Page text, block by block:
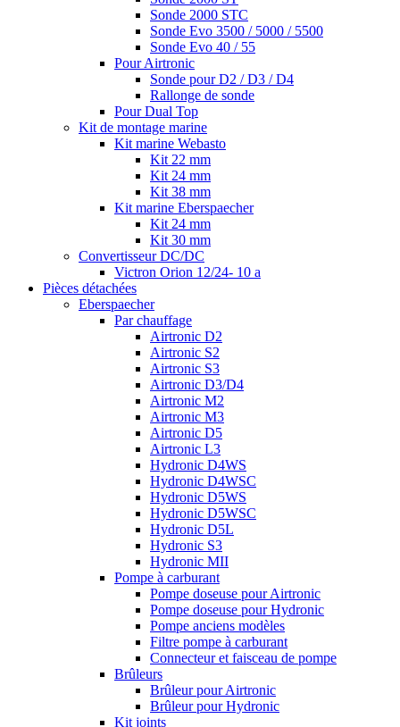
Sonde 2000 STC
Sonde Evo 3500 / 5000 / 5500
Sonde Evo 40 / 55
Pour Airtronic
Sonde pour D2 / D3 / D4
Rallonge de sonde
Pour Dual Top
Kit de montage marine
Kit marine Webasto
Kit 22 mm
Kit 24 mm
Kit 38 mm
Kit marine Eberspaecher
Kit 24 mm
Kit 30 mm
Convertisseur DC/DC
Victron Orion 12/24- 10 a
Pièces détachées
Eberspaecher
Par chauffage
Airtronic D2
Airtronic S2
Airtronic S3
Airtronic D3/D4
Airtronic M2
Airtronic M3
Airtronic D5
Airtronic L3
Hydronic D4WS
Hydronic D4WSC
Hydronic D5WS
Hydronic D5WSC
Hydronic D5L
Hydronic S3
Hydronic MII
Pompe à carburant
Pompe doseuse pour Airtronic
Pompe doseuse pour Hydronic
Pompe anciens modèles
Filtre pompe à carburant
Connecteur et faisceau de pompe
Brûleurs
Brûleur pour Airtronic
Brûleur pour Hydronic
Kit joints